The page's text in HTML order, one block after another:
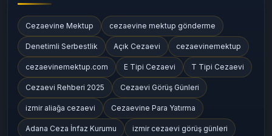
Cezaevine Mektup cezaevine mektup gönderme
Denetimli Serbestlik Açık Cezaevi cezaevinemektup
cezaevinemektup.com E Tipi Cezaevi T Tipi Cezaevi
Cezaevi Rehberi 2025 Cezaevi Görüş Günleri
izmir aliağa cezaevi Cezaevine Para Yatırma
Adana Ceza İnfaz Kurumu izmir cezaevi görüş günleri